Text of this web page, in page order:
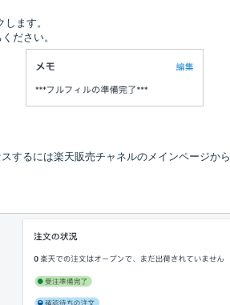
ます。
ださい。
するには楽天販売チャネルのメインページから